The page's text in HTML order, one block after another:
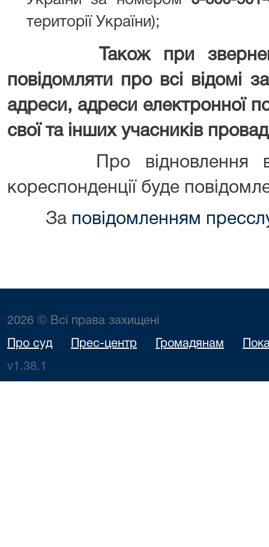
території України);
Також при
повідомляти про всі відомі
адреси, адреси електронної
свої та інших учасників
Про відновлення
кореспонденції буде
За повідомленням
2026 © Всі права захищені
Про суд Прес-центр Громадянам
v1.38.1